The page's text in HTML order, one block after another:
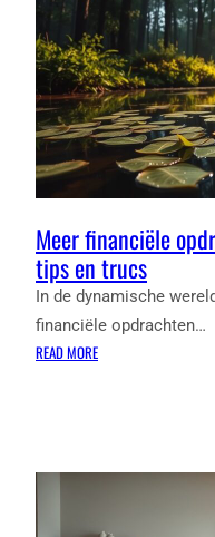
EN
GENIET
VAN
VERSE
GROENTEN
Meer financiële
tips en trucs
In de dynamische
financiële opdrachten…
READ MORE:
ALS